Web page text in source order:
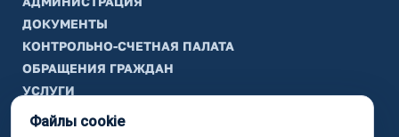
ДОКУМЕНТЫ
КОНТРОЛЬНО-СЧЕТНАЯ ПАЛАТА
ОБРАЩЕНИЯ ГРАЖДАН
УСЛУГИ
ТИК
Файлы cookie